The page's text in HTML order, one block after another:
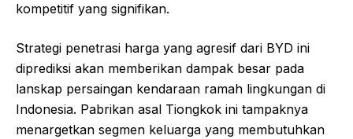
kompetitif yang signifikan.
Strategi penetrasi harga yang agresif dari BYD ini
diprediksi akan memberikan dampak besar pada
lanskap persaingan kendaraan ramah lingkungan di
Indonesia. Pabrikan asal Tiongkok ini tampaknya
menargetkan segmen keluarga yang membutuhkan